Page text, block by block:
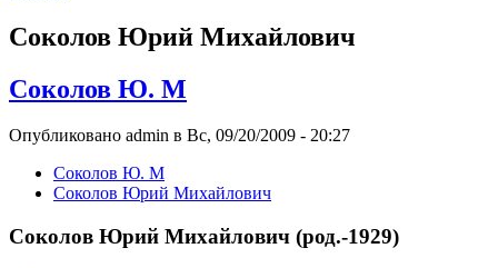
Соколов Юрий Михайлович
Соколов Ю. М
Опубликовано admin в Вс, 09/20/2009 - 20:27
Соколов Ю. М
Соколов Юрий Михайлович
Соколов Юрий Михайлович (род.-1929)